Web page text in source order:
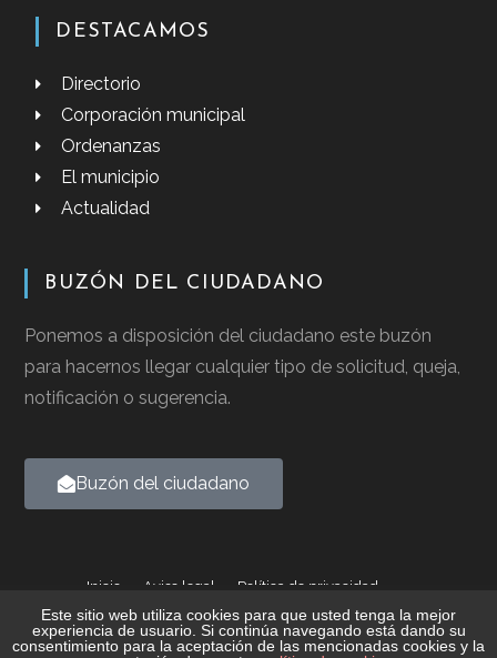
DESTACAMOS
Directorio
Corporación municipal
Ordenanzas
El municipio
Actualidad
BUZÓN DEL CIUDADANO
Ponemos a disposición del ciudadano este buzón
para hacernos llegar cualquier tipo de solicitud, queja,
notificación o sugerencia.
Buzón del ciudadano
Inicio Aviso legal
Política de privacidad
Política de cookies
2026 © Ayuntamiento de Casalarreina - Todos los derechos
Este sitio web utiliza cookies para que usted tenga la mejor
experiencia de usuario. Si continúa navegando está dando su
consentimiento para la aceptación de las mencionadas cookies y la